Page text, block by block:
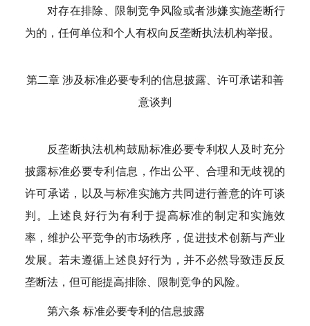
对存在排除、限制竞争风险或者涉嫌实施垄断行
为的，任何单位和个人有权向反垄断执法机构举报。
第二章 涉及标准必要专利的信息披露、许可承诺和善
意谈判
反垄断执法机构鼓励标准必要专利权人及时充分
披露标准必要专利信息，作出公平、合理和无歧视的
许可承诺，以及与标准实施方共同进行善意的许可谈
判。上述良好行为有利于提高标准的制定和实施效
率，维护公平竞争的市场秩序，促进技术创新与产业
发展。若未遵循上述良好行为，并不必然导致违反反
垄断法，但可能提高排除、限制竞争的风险。
第六条 标准必要专利的信息披露